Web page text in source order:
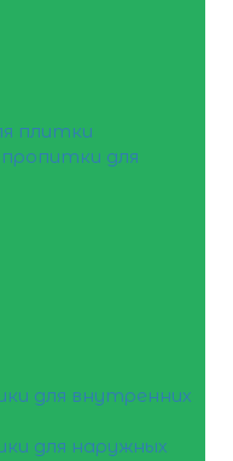
плитки
для
для внутренних
для наружных